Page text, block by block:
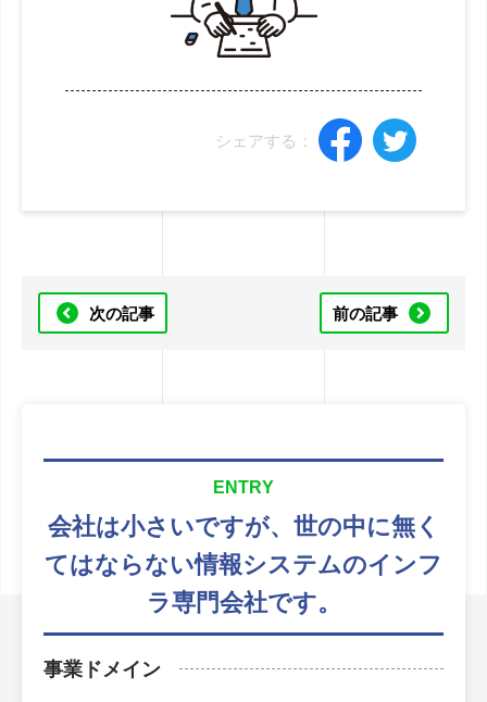
シェアする：
次の記事 前の記事
ENTRY
会社は小さいですが、 世の中に無く
てはならない情報システムのインフ
ラ専門会社です。
事業ドメイン